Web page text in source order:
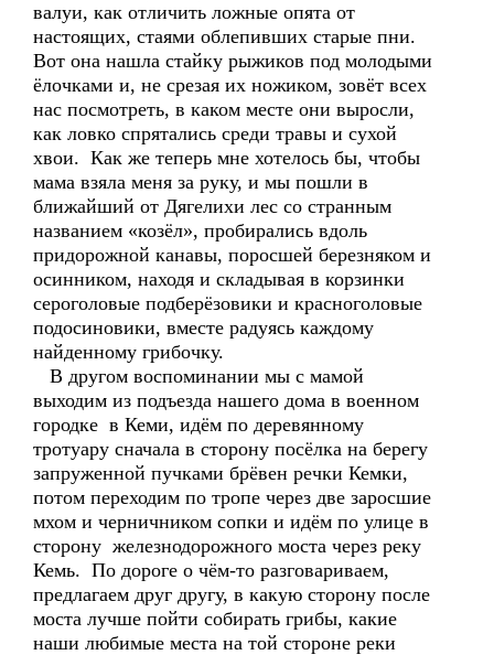
валуи, как отличить ложные опята от
настоящих, стаями облепивших старые пни.
Вот она нашла стайку рыжиков под молодыми
ёлочками и, не срезая их ножиком, зовёт всех
нас посмотреть, в каком месте они выросли,
как ловко спрятались среди травы и сухой
хвои. Как же теперь мне хотелось бы, чтобы
мама взяла меня за руку, и мы пошли в
ближайший от Дягелихи лес со странным
названием «козёл», пробирались вдоль
придорожной канавы, поросшей березняком и
осинником, находя и складывая в корзинки
сероголовые подберёзовики и красноголовые
подосиновики, вместе радуясь каждому
найденному грибочку.
В другом воспоминании мы с мамой
выходим из подъезда нашего дома в военном
городке в Кеми, идём по деревянному
тротуару сначала в сторону посёлка на берегу
запруженной пучками брёвен речки Кемки,
потом переходим по тропе через две заросшие
мхом и черничником сопки и идём по улице в
сторону железнодорожного моста через реку
Кемь. По дороге о чём-то разговариваем,
предлагаем друг другу, в какую сторону после
моста лучше пойти собирать грибы, какие
наши любимые места на той стороне реки